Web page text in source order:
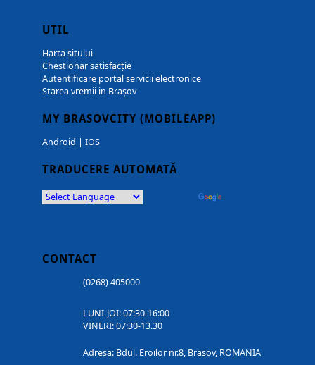
UTIL
Harta sitului
Chestionar satisfacție
Autentificare portal servicii electronice
Starea vremii in Brașov
MY BRASOVCITY (MOBILEAPP)
Android | IOS
TRADUCERE AUTOMATĂ
CONTACT
(0268) 405000
LUNI-JOI: 07:30-16:00
VINERI: 07:30-13.30
Adresa: Bdul. Eroilor nr.8, Brasov, ROMANIA